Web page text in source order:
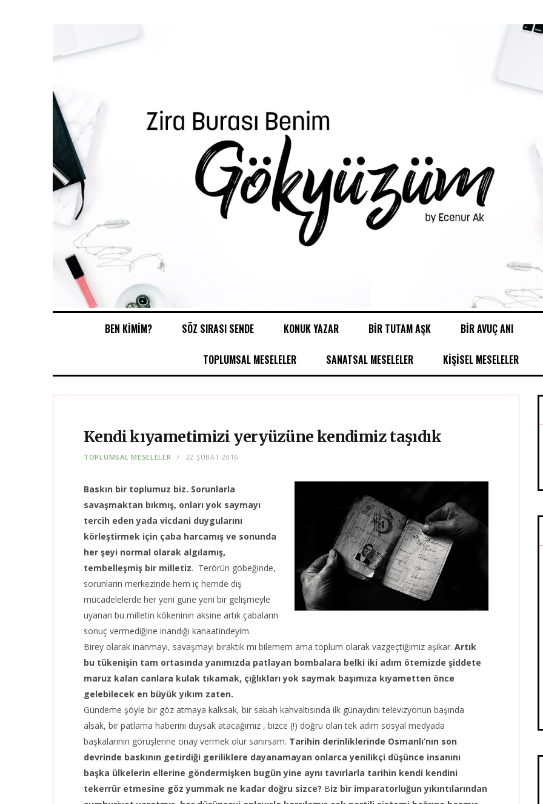
BEN KİMİM? SÖZ SIRASI SENDE KONUK YAZAR BİR TUTAM AŞK BİR AVUÇ ANI
TOPLUMSAL MESELELER SANATSAL MESELELER KİŞİSEL MESELELER
Kendi kıyametimizi yeryüzüne kendimiz taşıdık
TOPLUMSAL MESELELER 22 ŞUBAT 2016
Baskın bir toplumuz biz. Sorunlarla
savaşmaktan bıkmış, onları yok saymayı
tercih eden yada vicdani duygularını
körleştirmek için çaba harcamış ve sonunda
her şeyi normal olarak algılamış,
tembelleşmiş bir milletiz. Terörün göbeğinde,
sorunların merkezinde hem iç hemde dış
mücadelelerde her yeni güne yeni bir gelişmeyle
uyanan bu milletin kökeninin aksine artık çabaların
sonuç vermediğine inandığı kanaatindeyim.
Birey olarak inanmayı, savaşmayı bıraktık mı bilemem ama toplum olarak vazgeçtiğimiz aşikar. Artık
bu tükenişin tam ortasında yanımızda patlayan bombalara belki iki adım ötemizde şiddete
maruz kalan canlara kulak tıkamak, çığlıkları yok saymak başımıza kıyametten önce
gelebilecek en büyük yıkım zaten.
Gündeme şöyle bir göz atmaya kalksak, bir sabah kahvaltısında ilk günaydını televizyonun başında
alsak, bir patlama haberini duysak atacağımız , bizce (!) doğru olan tek adım sosyal medyada
başkalarının görüşlerine onay vermek olur sanırsam. Tarihin derinliklerinde Osmanlı’nın son
devrinde baskının getirdiği geriliklere dayanamayan onlarca yenilikçi düşünce insanını
başka ülkelerin ellerine göndermişken bugün yine aynı tavırlarla tarihin kendi kendini
tekerrür etmesine göz yummak ne kadar doğru sizce? Biz bir imparatorluğun yıkıntılarından